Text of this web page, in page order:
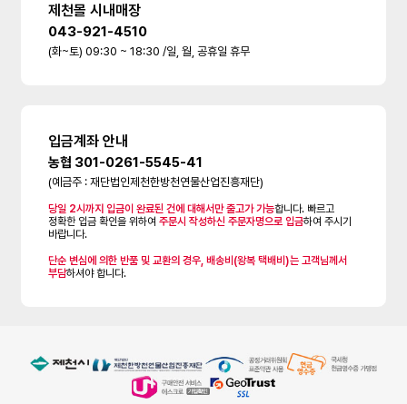
제천몰 시내매장
043-921-4510
(화~토) 09:30 ~ 18:30 /일, 월, 공휴일 휴무
입금계좌 안내
농협 301-0261-5545-41
(예금주 : 재단법인제천한방천연물산업진흥재단)
당일 2시까지 입금이 완료된 건에 대해서만 출고가 가능합니다. 빠르고
정확한 입금 확인을 위하여주문시 작성하신 주문자명으로 입금하여 주시기
바랍니다.
단순 변심에 의한 반품 및 교환의 경우, 배송비(왕복 택배비)는 고객님께서
부담하셔야 합니다.